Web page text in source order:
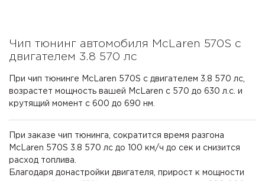
Чип тюнинг автомобиля McLaren 570S с
двигателем 3.8 570 лс
При чип тюнинге McLaren 570S с двигателем 3.8 570 лс,
возрастет мощность вашей McLaren с 570 до 630 л.с. и
крутящий момент с 600 до 690 нм.
При заказе чип тюнинга, сократится время разгона
McLaren 570S 3.8 570 лс до 100 км/ч до сек и снизится
расход топлива.
Благодаря донастройки двигателя, прирост к мощности